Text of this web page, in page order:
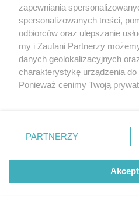
O FIRMIE POLITYKA
REKLAMA WSPÓŁPRACA
Nasze
Aktualności
Tcz24
Historia miasta
zapewniania
spersonalizowanych treści,
odbiorców oraz ulepszanie
my i Zaufani Partnerzy
danych geolokalizacyjnych
charakterystykę urządzenia
Ponieważ cenimy Twoją
znajdujący się w lewym
przetwarzaniu. Preferencje
PARTNERZY